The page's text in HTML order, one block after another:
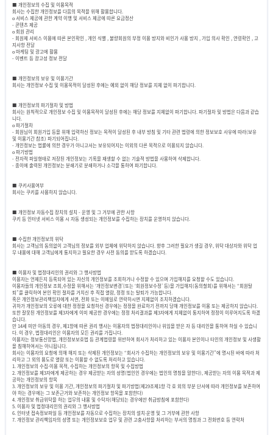
■ 개인정보의 수집 및 이용목적
회사는 수집한 개인정보를 다음의 목적을 위해 활용합니다.
ο 서비스 제공에 관한 계약 이행 및 서비스 제공에 따른 요금정산
- 콘텐츠 제공
ο 회원 관리
- 회원제 서비스 이용에 따른 본인확인 , 개인 식별 , 불량회원의 부정 이용 방지와 비인가 사용 방지 , 가입 의사 확인 , 연령확인 , 고
지사항 전달
ο 마케팅 및 광고에 활용
- 이벤트 등 광고성 정보 전달
■ 개인정보의 보유 및 이용기간
회사는 개인정보 수집 및 이용목적이 달성된 후에는 예외 없이 해당 정보를 지체 없이 파기합니다.
■ 개인정보의 파기절차 및 방법
회사는 원칙적으로 개인정보 수집 및 이용목적이 달성된 후에는 해당 정보를 지체없이 파기합니다. 파기절차 및 방법은 다음과 같습
니다.
ο 파기절차
- 회원님이 회원가입 등을 위해 입력하신 정보는 목적이 달성된 후 내부 방침 및 기타 관련 법령에 의한 정보보호 사유에 따라(보유
및 이용기간 참조) 파기되어집니다.
- 개인정보는 법률에 의한 경우가 아니고서는 보유되어지는 이외의 다른 목적으로 이용되지 않습니다.
ο 파기방법
- 전자적 파일형태로 저장된 개인정보는 기록을 재생할 수 없는 기술적 방법을 사용하여 삭제합니다.
- 종이에 출력된 개인정보는 분쇄기로 분쇄하거나 소각을 통하여 파기합니다.
■ 쿠키사용여부
회사는 쿠키를 사용하지 않습니다.
■ 개인정보 자동수집 장치의 설치 - 운영 및 그 거부에 관한 사항
쿠키 등 인터넷 서비스 이용 시 자동 생성되는 개인정보를 수집하는 장치를 운영하지 않습니다.
■ 수집한 개인정보의 위탁
회사는 고객님의 동의없이 고객님의 정보를 외부 업체에 위탁하지 않습니다. 향후 그러한 필요가 생길 경우, 위탁 대상자와 위탁 업
무 내용에 대해 고객님에게 통지하고 필요한 경우 사전 동의를 받도록 하겠습니다.
■ 이용자 및 법정대리인의 권리와 그 행사방법
이용자는 언제든지 등록되어 있는 자신의 개인정보를 조회하거나 수정할 수 있으며 가입해지를 요청할 수도 있습니다.
이용자들의 개인정보 조회,수정을 위해서는 ‘개인정보변경’(또는 ‘회원정보수정’ 등)을 가입해지(동의철회)를 위해서는 “회원탈
퇴”를 클릭하여 본인 확인 절차를 거치신 후 직접 열람, 정정 또는 탈퇴가 가능합니다.
혹은 개인정보관리책임자에게 서면, 전화 또는 이메일로 연락하시면 지체없이 조치하겠습니다.
귀하가 개인정보의 오류에 대한 정정을 요청하신 경우에는 정정을 완료하기 전까지 당해 개인정보를 이용 또는 제공하지 않습니다.
또한 잘못된 개인정보를 제3자에게 이미 제공한 경우에는 정정 처리결과를 제3자에게 지체없이 통지하여 정정이 이루어지도록 하겠
습니다.
만 14세 미만 아동의 경우, 제1항에 따른 권리 행사는 이용자의 법정대리인이나 위임을 받은 자 등 대리인을 통하여 하실 수 있습니
다. 이 경우, 법정대리인은 이용자의 모든 권리를 가집니다.
이용자는 정보통신망법, 개인정보보호법 등 관계법령을 위반하여 회사가 처리하고 있는 이용자 본인이나 타인의 개인정보 및 사생활
을 침해하여서는 아니됩니다.
회사는 이용자의 요청에 의해 해지 또는 삭제된 개인정보는 “회사가 수집하는 개인정보의 보유 및 이용기간”에 명시된 바에 따라 처
리하고 그 외의 용도로 열람 또는 이용할 수 없도록 처리하고 있습니다.
1. 개인정보의 수집·이용 목적, 수집하는 개인정보의 항목 및 수집방법
2. 개인정보를 제3자에게 제공하는 경우 제공받는 자의 성명(법인인 경우에는 법인의 명칭을 말한다), 제공받는 자의 이용 목적과 제
공하는 개인정보의 항목
3. 개인정보의 보유 및 이용 기간, 개인정보의 파기절차 및 파기방법(제29조제1항 각 호 외의 부분 단서에 따라 개인정보를 보존하여
야 하는 경우에는 그 보존근거와 보존하는 개인정보 항목을 포함한다)
4. 개인정보 취급위탁을 하는 업무의 내용 및 수탁자(해당되는 경우에만 취급방침에 포함한다)
5. 이용자 및 법정대리인의 권리와 그 행사방법
6. 인터넷 접속정보파일 등 개인정보를 자동으로 수집하는 장치의 설치·운영 및 그 거부에 관한 사항
7. 개인정보 관리책임자의 성명 또는 개인정보보호 업무 및 관련 고충사항을 처리하는 부서의 명칭과 그 전화번호 등 연락처